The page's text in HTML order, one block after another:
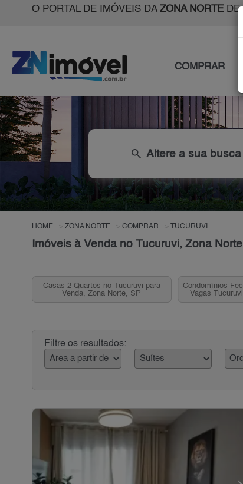
O PORTAL DE IMÓVEIS DA ZONA NORTEDE
COMPRAR
search Altere a sua busca
HOME ZONA NORTE COMPRAR TUCURUVI
Imóveis à Venda no Tucuruvi, Zona
Casas 2 Quartos no Tucuruvi para
Venda, Zona Norte, SP
Condomínios
Vagas
Filtre os resultados: